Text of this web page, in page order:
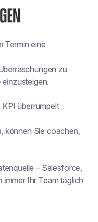
Termin eine
zu
überrumpelt
können Sie coachen,
– Salesforce,
Ihr Team täglich